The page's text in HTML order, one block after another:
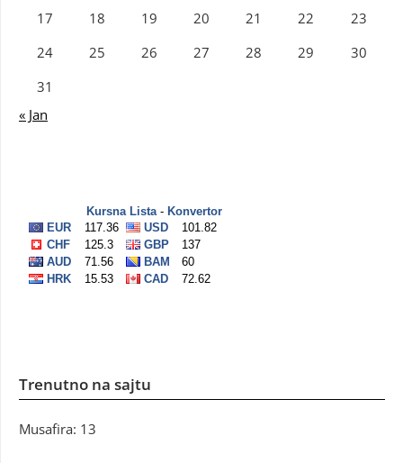
17
18 19 20 21 22
23
24
25 26 27 28 29
30
31
« Jan
Trenutno na sajtu
Musafira: 13